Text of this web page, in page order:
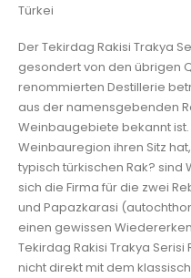
Türkei
Der Tekirdag Rakisi Trakya
gesondert von den übrigen
renommierten Destillerie
aus der namensgebenden
Weinbaugebiete bekannt
Weinbauregion ihren Sitz
typisch türkischen Rak? sind
sich die Firma für die zwei
und Papazkarasi
einen gewissen
Tekirdag Rakisi Trakya
nicht direkt mit dem